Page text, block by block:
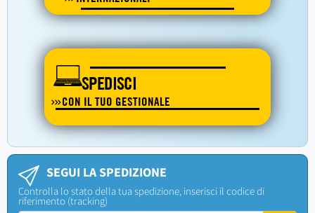
SPEDISCI
CON IL TUO GESTIONALE
SEGUI LA SPEDIZIONE
Controlla lo stato della tua spedizione, inserisci il codice di
riferimento (tracking)